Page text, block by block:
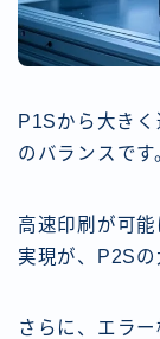
P1Sから大き
のバランスです
高速印刷が可
実現が、P2Sの
さらに、エラ